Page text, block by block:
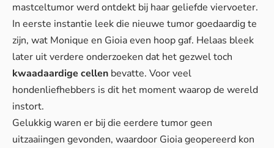
mastceltumor werd ontdekt bij haar geliefde viervoeter.
In eerste instantie leek die nieuwe tumor goedaardig te
zijn, wat Monique en Gioia even hoop gaf. Helaas bleek
later uit verdere onderzoeken dat het gezwel toch
kwaadaardige cellen bevatte. Voor veel
hondenliefhebbers is dit het moment waarop de wereld
instort.
Gelukkig waren er bij die eerdere tumor geen
uitzaaiingen gevonden, waardoor Gioia geopereerd kon